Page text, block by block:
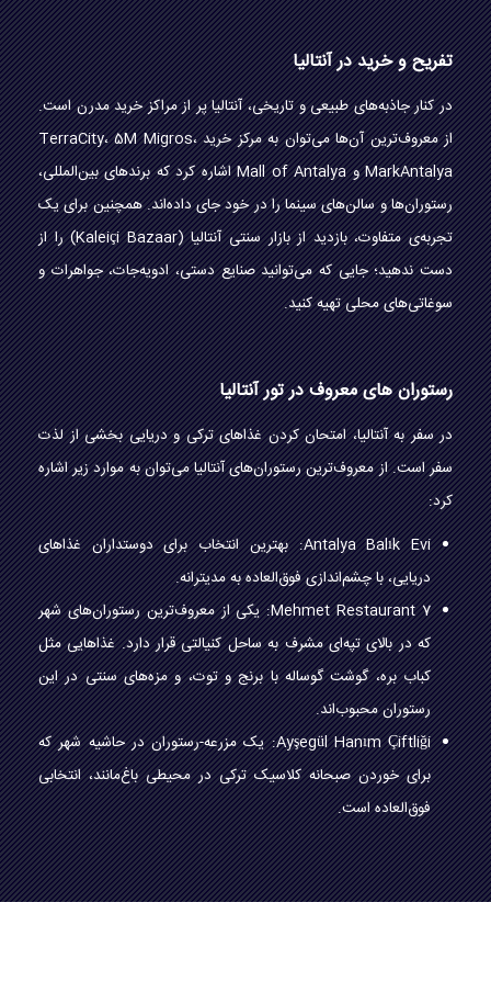
تفریح و خرید در آنتالیا
در کنار جاذبه‌های طبیعی و تاریخی، آنتالیا پر از مراکز خرید مدرن است.
از معروف‌ترین آن‌ها می‌توان به مرکز خرید TerraCity، 5M Migros،
MarkAntalya و Mall of Antalya اشاره کرد که برندهای بین‌المللی،
رستوران‌ها و سالن‌های سینما را در خود جای داده‌اند. همچنین برای یک
تجربه‌ی متفاوت، بازدید از بازار سنتی آنتالیا (Kaleiçi Bazaar) را از
دست ندهید؛ جایی که می‌توانید صنایع دستی، ادویه‌جات، جواهرات و
سوغاتی‌های محلی تهیه کنید.
رستوران های معروف در تور آنتالیا
در سفر به آنتالیا، امتحان کردن غذاهای ترکی و دریایی بخشی از لذت
سفر است. از معروف‌ترین رستوران‌های آنتالیا می‌توان به موارد زیر اشاره
کرد:
Antalya Balık Evi: بهترین انتخاب برای دوستداران غذاهای
دریایی، با چشم‌اندازی فوق‌العاده به مدیترانه.
7 Mehmet Restaurant: یکی از معروف‌ترین رستوران‌های شهر
که در بالای تپه‌ای مشرف به ساحل کنیالتی قرار دارد. غذاهایی مثل
کباب بره، گوشت گوساله با برنج و توت، و مزه‌های سنتی در این
رستوران محبوب‌اند.
Ayşegül Hanım Çiftliği: یک مزرعه-رستوران در حاشیه شهر که
برای خوردن صبحانه کلاسیک ترکی در محیطی باغ‌مانند، انتخابی
فوق‌العاده است.